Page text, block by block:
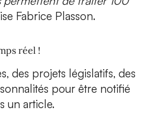
Fabrice Plasson.
réel !
des projets législatifs, des
pour être notifié
un article.